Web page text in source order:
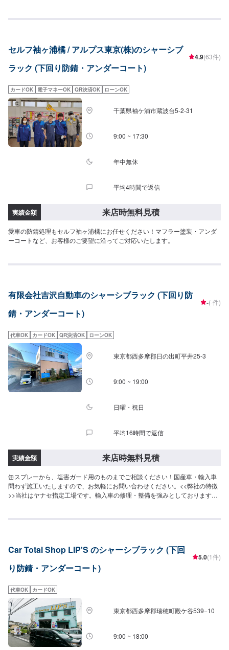
パートナーでありたいと考えています。ドライブ中の不具合やなんだかおか
力ください。【お客様のニーズをお聞きしながら、お客様の夢を共に考えま
す。】お任せいただいた大切な車は、教育体制の行き届いたスタッフと最新
の環境で、ご相談窓口から実際の作業、納車に至るまでを一人の職人が担当
短縮するためでもあります。専門性の高さやスキルの高いサービスをお客様
に提供し「また来るよ！」と言っていただくプロセスが優流のトータルサー
ビスです。【1】オファーにてお問い合わせ【2】ご来店・入庫・お見積り
【3】お見積りにご納得いただければ作業開始【4】仕上がり次第納車【代車
について】代車をご用意しています。お車の作業中は代車をご利用くださ
い。※代車の燃料代はお客様にご負担いただいております。【定休日・営業時
間】定休日：日曜・祝日営業時間：9:00~19:00
セルフ袖ヶ浦橘 / アルプス東京(株)のシャーシブ
ラック (下回り防錆・アンダーコート)
4.9(63件)
カードOK 電子マネーOK QR決済OK ローンOK
千葉県袖ケ浦市蔵波台5-2-31
9:00 ~ 17:30
年中無休
平均4時間で返信
実績金額 来店時無料見積
愛車の防錆処理もセルフ袖ヶ浦橘にお任せください！マフラー塗装・アンダ
ーコートなど、お客様のご要望に沿ってご対応いたします。
有限会社吉沢自動車のシャーシブラック (下回り防
錆・アンダーコート)
-(-件)
代車OK カードOK QR決済OK ローンOK
東京都西多摩郡日の出町平井25-3
9:00 ~ 19:00
日曜・祝日
平均16時間で返信
実績金額 来店時無料見積
缶スプレーから、塩害ガード用のものまでご相談ください！国産車・輸入車
問わず施工いたしますので、お気軽にお問い合わせください。<<弊社の特徴
>>当社はヤナセ指定工場です。輸入車の修理・整備を強みとしております。
の際にも安心です。<<国家資格を持った整備士が多数在籍>>二級整備士・三
Car Total Shop LIP'S のシャーシブラック (下回
り防錆・アンダーコート)
5.0(1件)
代車OK カードOK
東京都西多摩郡瑞穂町殿ケ谷539−10
9:00 ~ 18:00